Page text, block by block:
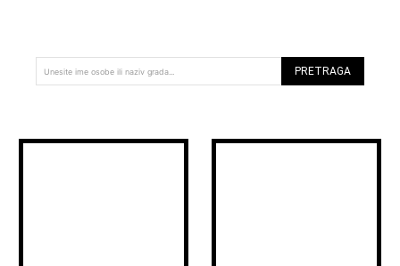
Unesite ime osobe ili naziv grada... PRETRAGA